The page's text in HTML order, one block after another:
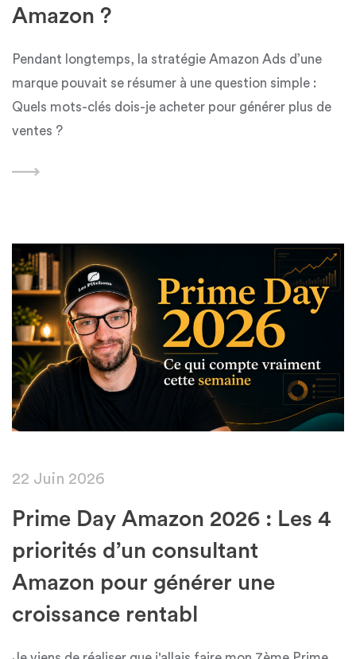
Amazon ?
Pendant longtemps, la stratégie Amazon Ads d’une
marque pouvait se résumer à une question simple :
Quels mots-clés dois-je acheter pour générer plus de
ventes ?
Featured
22 Juin 2026
Prime Day Amazon 2026 : Les 4
priorités d’un consultant
Amazon pour générer une
croissance rentabl